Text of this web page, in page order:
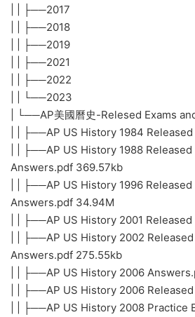
| | ├──2017
| | ├──2018
| | ├──2019
| | ├──2021
| | ├──2022
| | └──2023
| └──AP美國曆史-Relesed Exams
| | ├──AP US History 1984
| | ├──AP US History 1988 Released
Answers.pdf 369.57kb
| | ├──AP US History 1996 Released
Answers.pdf 34.94M
| | ├──AP US History 2001
| | ├──AP US History 2002 Released
Answers.pdf 275.55kb
| | ├──AP US History 2006
| | ├──AP US History 2006
| | ├──AP US History 2008 Practice